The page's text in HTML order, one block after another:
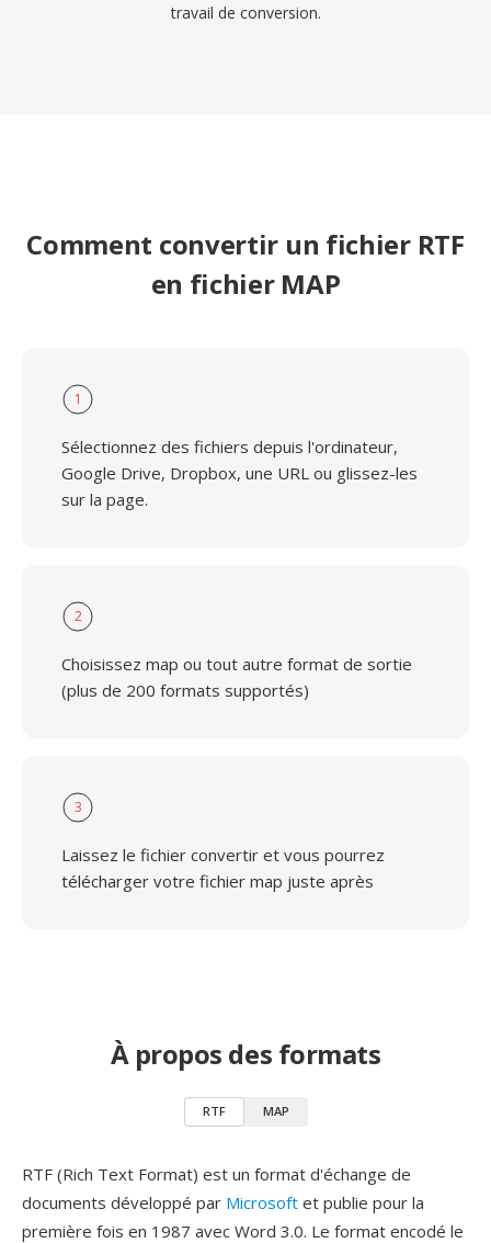
travail de conversion.
Comment convertir un fichier RTF
en fichier MAP
1
Sélectionnez des fichiers depuis l'ordinateur,
Google Drive, Dropbox, une URL ou glissez-les
sur la page.
2
Choisissez map ou tout autre format de sortie
(plus de 200 formats supportés)
3
Laissez le fichier convertir et vous pourrez
télécharger votre fichier map juste après
À propos des formats
RTF MAP
RTF (Rich Text Format) est un format d'échange de
documents développé par Microsoft et publie pour la
première fois en 1987 avec Word 3.0. Le format encodé le